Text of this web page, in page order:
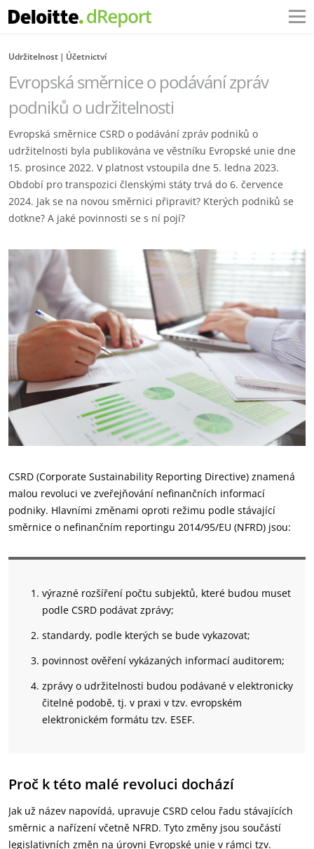
Udržitelnost Účetnictví
Evropská směrnice o podávání zpráv
podniků o udržitelnosti
Evropská směrnice CSRD o podávání zpráv podniků o
udržitelnosti byla publikována ve věstníku Evropské unie dne
15. prosince 2022. V platnost vstoupila dne 5. ledna 2023.
Období pro transpozici členskými státy trvá do 6. července
2024. Jak se na novou směrnici připravit? Kterých podniků se
dotkne? A jaké povinnosti se s ní pojí?
CSRD (Corporate Sustainability Reporting Directive) znamená
malou revoluci ve zveřejňování nefinančních informací
podniky. Hlavními změnami oproti režimu podle stávající
směrnice o nefinančním reportingu 2014/95/EU (NFRD) jsou:
výrazné rozšíření počtu subjektů, které budou muset
podle CSRD podávat zprávy;
standardy, podle kterých se bude vykazovat;
povinnost ověření vykázaných informací auditorem;
zprávy o udržitelnosti budou podávané v elektronicky
čitelné podobě, tj. v praxi v tzv. evropském
elektronickém formátu tzv. ESEF.
Proč k této malé revoluci dochází
Jak už název napovídá, upravuje CSRD celou řadu stávajících
směrnic a nařízení včetně NFRD. Tyto změny jsou součástí
legislativních změn na úrovni Evropské unie v rámci tzv.